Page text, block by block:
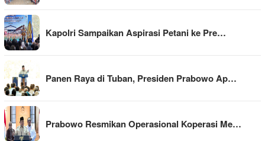
Kapolri Sampaikan Aspirasi Petani ke Pre…
Panen Raya di Tuban, Presiden Prabowo Ap…
Prabowo Resmikan Operasional Koperasi Me…